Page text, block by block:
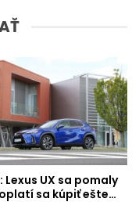
Lexus UX sa pomaly
sa kúpiť ešte…